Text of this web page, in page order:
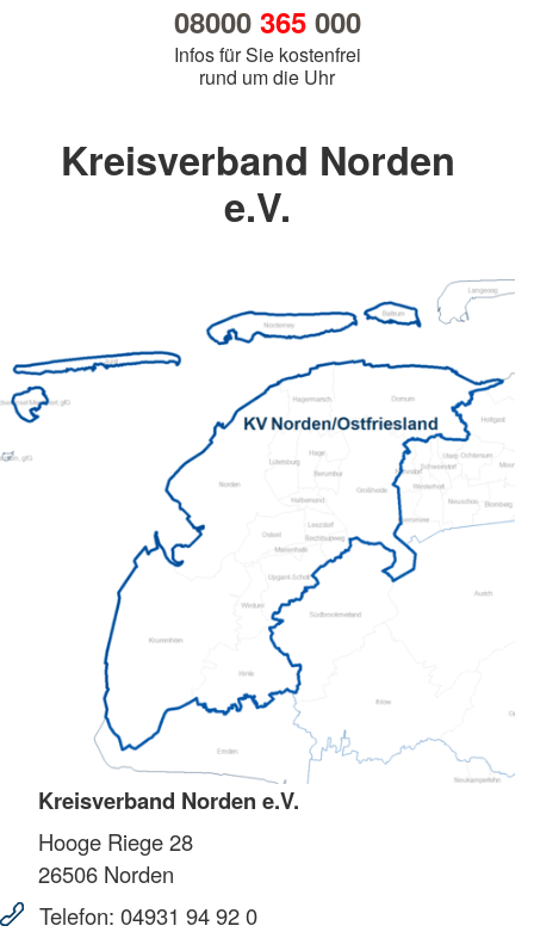
08000 365000
Infos für Sie kostenfrei
rund um die Uhr
Kreisverband Norden
e.V.
Kreisverband Norden e.V.
Hooge Riege 28
26506 Norden
Telefon: 04931 94 92 0